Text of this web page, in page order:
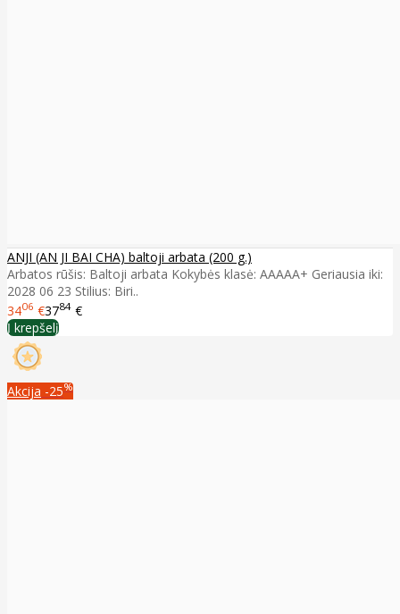
ANJI (AN JI BAI CHA) baltoji arbata (200 g.)
Arbatos rūšis: Baltoji arbata Kokybės klasė: AAAAA+ Geriausia iki:
2028 06 23 Stilius: Biri..
3406 €3784 €
Į krepšelį
Akcija -25%